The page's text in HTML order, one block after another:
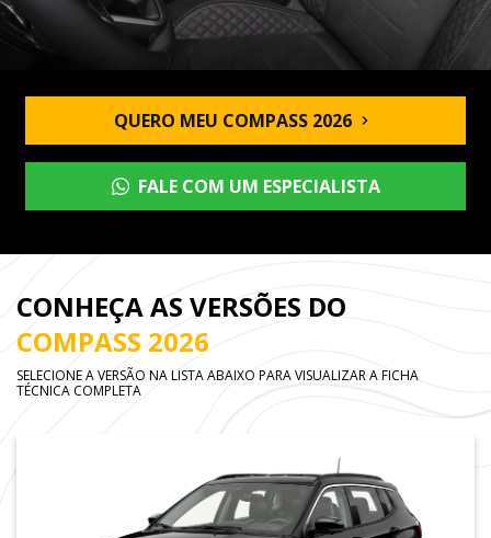
QUERO MEU COMPASS 2026
FALE COM UM ESPECIALISTA
CONHEÇA AS VERSÕES DO
COMPASS 2026
SELECIONE A VERSÃO NA LISTA ABAIXO PARA VISUALIZAR A FICHA
TÉCNICA COMPLETA